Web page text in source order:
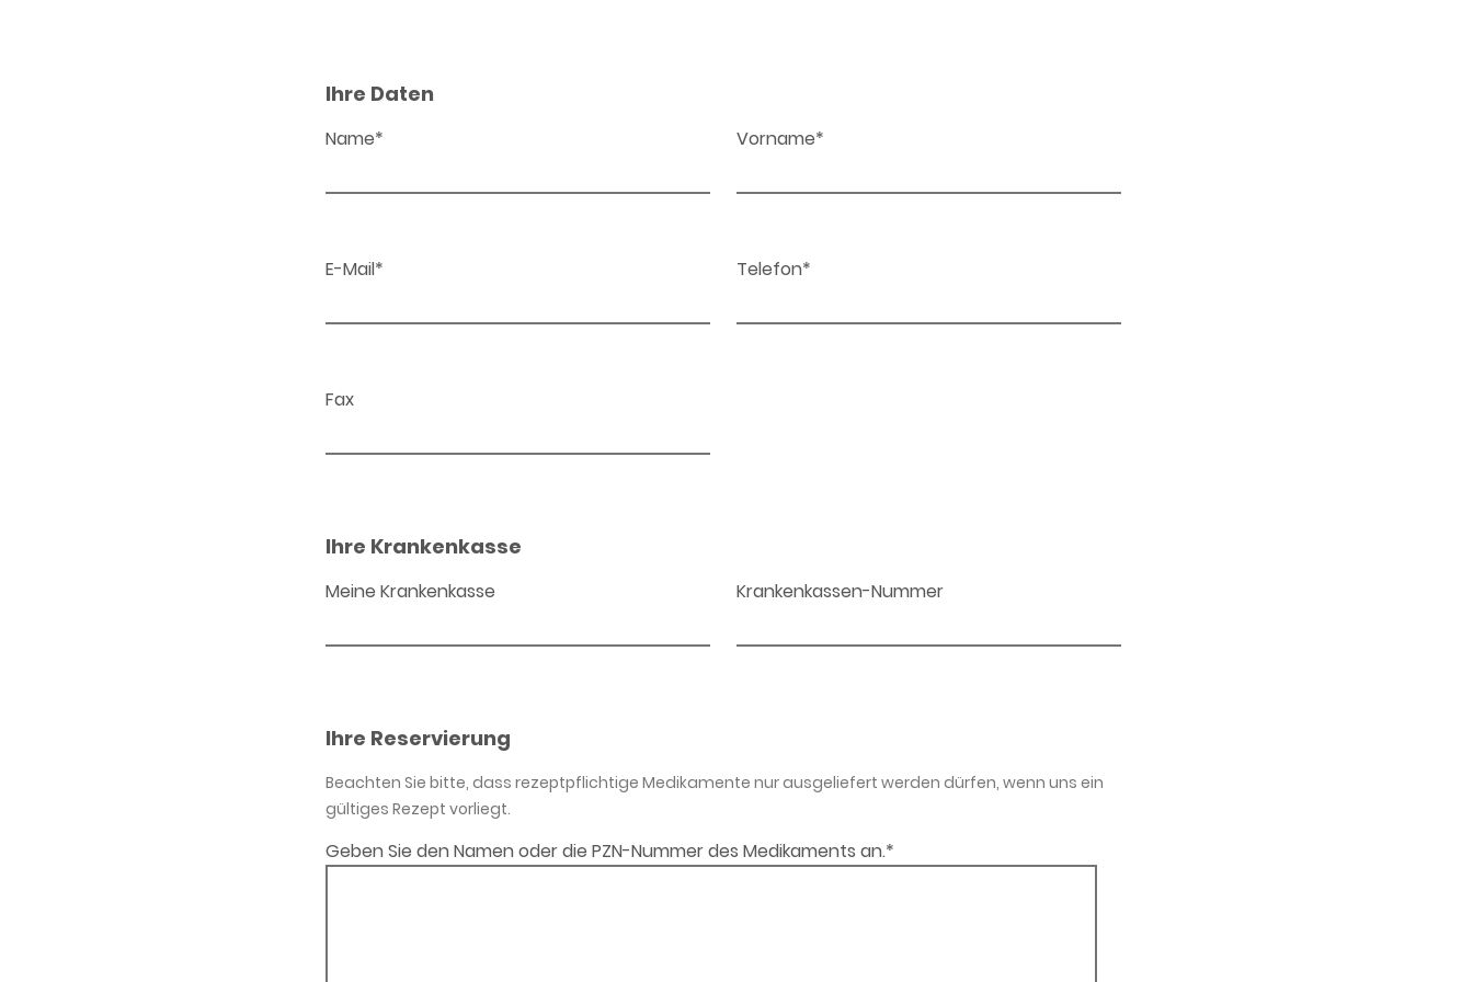
Ihre Daten
Name* Vorname*
E-Mail* Telefon*
Fax
Ihre Krankenkasse
Meine Krankenkasse Krankenkassen-Nummer
Ihre Reservierung
Beachten Sie bitte, dass rezeptpflichtige Medikamente nur ausgeliefert werden dürfen, wenn uns ein
gültiges Rezept vorliegt.
Geben Sie den Namen oder die PZN-Nummer des Medikaments an.*